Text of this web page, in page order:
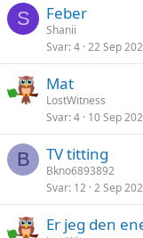
S Feber
Shanii
Svar 4 22 Sep
Mat
LostWitness
Svar 4 10 Sep
B TV titting
Bkno6893892
Svar 12 2 Sep
Er jeg den